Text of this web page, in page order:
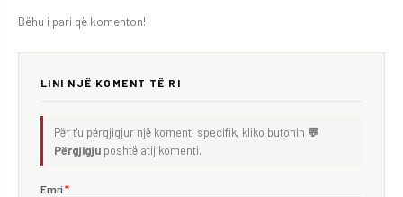
Bëhu i pari që komenton!
LINI NJË KOMENT TË RI
Për t'u përgjigjur një komenti specifik, kliko butonin 💬
Përgjigju poshtë atij komenti.
Emri *